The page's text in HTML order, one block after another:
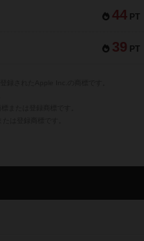
44 PT
39 PT